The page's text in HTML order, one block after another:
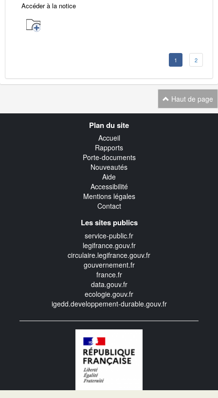
Accéder à la notice
1 2
Haut de page
Plan du site
Accueil
Rapports
Porte-documents
Nouveautés
Aide
Accessibilité
Mentions légales
Contact
Les sites publics
service-public.fr
legifrance.gouv.fr
circulaire.legifrance.gouv.fr
gouvernement.fr
france.fr
data.gouv.fr
ecologie.gouv.fr
igedd.developpement-durable.gouv.fr